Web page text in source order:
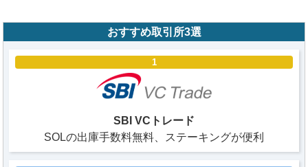
おすすめ取引所3選
1
SBI VCトレード
SOLの出庫手数料無料、ステーキングが便利